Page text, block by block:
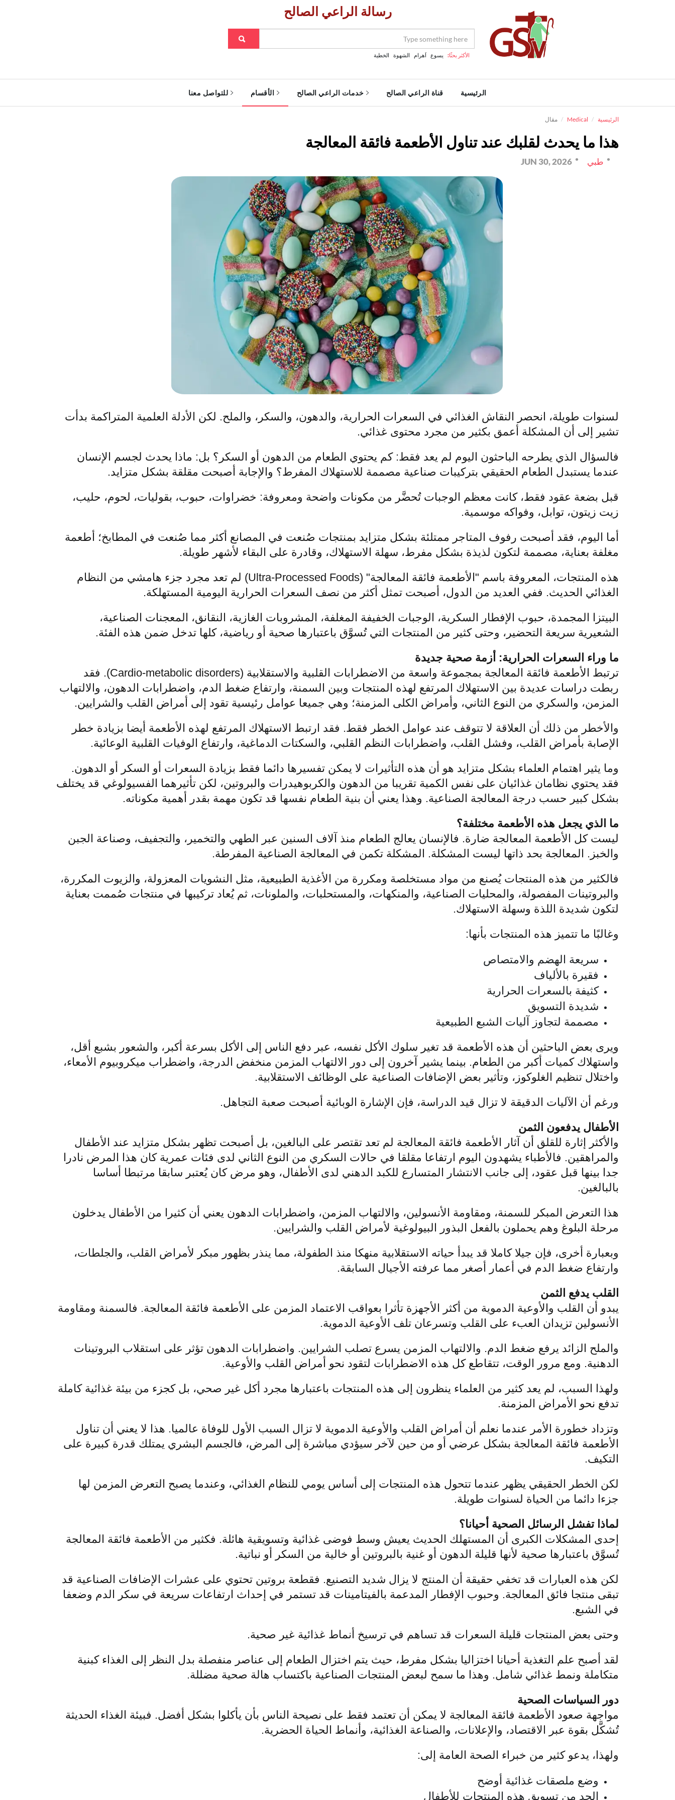
رسالة الراعي الصالح
الأكثر بحثًا: يسوع اَهرام الشهوة الخطية
الرئيسية قناة الراعي الصالح خدمات الراعي الصالح الأقسام للتواصل معنا
الرئيسية Medical مقال
هذا ما يحدث لقلبك عند تناول الأطعمة فائقة المعالجة
طبي JUN 30, 2026
لسنوات طويلة، انحصر النقاش الغذائي في السعرات الحرارية، والدهون، والسكر، والملح. لكن الأدلة العلمية المتراكمة بدأت
تشير إلى أن المشكلة أعمق بكثير من مجرد محتوى غذائي.
فالسؤال الذي يطرحه الباحثون اليوم لم يعد فقط: كم يحتوي الطعام من الدهون أو السكر؟ بل: ماذا يحدث لجسم الإنسان
عندما يستبدل الطعام الحقيقي بتركيبات صناعية مصممة للاستهلاك المفرط؟ والإجابة أصبحت مقلقة بشكل متزايد.
قبل بضعة عقود فقط، كانت معظم الوجبات تُحضَّر من مكونات واضحة ومعروفة: خضراوات، حبوب، بقوليات، لحوم، حليب،
زيت زيتون، توابل، وفواكه موسمية.
أما اليوم، فقد أصبحت رفوف المتاجر ممتلئة بشكل متزايد بمنتجات صُنعت في المصانع أكثر مما صُنعت في المطابخ؛ أطعمة
مغلفة بعناية، مصممة لتكون لذيذة بشكل مفرط، سهلة الاستهلاك، وقادرة على البقاء لأشهر طويلة.
هذه المنتجات، المعروفة باسم "الأطعمة فائقة المعالجة" (Ultra-Processed Foods) لم تعد مجرد جزء هامشي من النظام
الغذائي الحديث. ففي العديد من الدول، أصبحت تمثل أكثر من نصف السعرات الحرارية اليومية المستهلكة.
البيتزا المجمدة، حبوب الإفطار السكرية، الوجبات الخفيفة المغلفة، المشروبات الغازية، النقانق، المعجنات الصناعية،
الشعيرية سريعة التحضير، وحتى كثير من المنتجات التي تُسوَّق باعتبارها صحية أو رياضية، كلها تدخل ضمن هذه الفئة.
ما وراء السعرات الحرارية: أزمة صحية جديدة
ترتبط الأطعمة فائقة المعالجة بمجموعة واسعة من الاضطرابات القلبية والاستقلابية (Cardio-metabolic disorders). فقد
ربطت دراسات عديدة بين الاستهلاك المرتفع لهذه المنتجات وبين السمنة، وارتفاع ضغط الدم، واضطرابات الدهون، والالتهاب
المزمن، والسكري من النوع الثاني، وأمراض الكلى المزمنة؛ وهي جميعا عوامل رئيسية تقود إلى أمراض القلب والشرايين.
والأخطر من ذلك أن العلاقة لا تتوقف عند عوامل الخطر فقط. فقد ارتبط الاستهلاك المرتفع لهذه الأطعمة أيضا بزيادة خطر
الإصابة بأمراض القلب، وفشل القلب، واضطرابات النظم القلبي، والسكتات الدماغية، وارتفاع الوفيات القلبية الوعائية.
وما يثير اهتمام العلماء بشكل متزايد هو أن هذه التأثيرات لا يمكن تفسيرها دائما فقط بزيادة السعرات أو السكر أو الدهون.
فقد يحتوي نظامان غذائيان على نفس الكمية تقريبا من الدهون والكربوهيدرات والبروتين، لكن تأثيرهما الفسيولوغي قد يختلف
بشكل كبير حسب درجة المعالجة الصناعية. وهذا يعني أن بنية الطعام نفسها قد تكون مهمة بقدر أهمية مكوناته.
ما الذي يجعل هذه الأطعمة مختلفة؟
ليست كل الأطعمة المعالجة ضارة. فالإنسان يعالج الطعام منذ آلاف السنين عبر الطهي والتخمير، والتجفيف، وصناعة الجبن
والخبز. المعالجة بحد ذاتها ليست المشكلة. المشكلة تكمن في المعالجة الصناعية المفرطة.
فالكثير من هذه المنتجات يُصنع من مواد مستخلصة ومكررة من الأغذية الطبيعية، مثل النشويات المعزولة، والزيوت المكررة،
والبروتينات المفصولة، والمحليات الصناعية، والمنكهات، والمستحلبات، والملونات، ثم يُعاد تركيبها في منتجات صُممت بعناية
لتكون شديدة اللذة وسهلة الاستهلاك.
وغالبًا ما تتميز هذه المنتجات بأنها:
سريعة الهضم والامتصاص
فقيرة بالألياف
كثيفة بالسعرات الحرارية
شديدة التسويق
مصممة لتجاوز آليات الشبع الطبيعية
ويرى بعض الباحثين أن هذه الأطعمة قد تغير سلوك الأكل نفسه، عبر دفع الناس إلى الأكل بسرعة أكبر، والشعور بشبع أقل،
واستهلاك كميات أكبر من الطعام. بينما يشير آخرون إلى دور الالتهاب المزمن منخفض الدرجة، واضطراب ميكروبيوم الأمعاء،
واختلال تنظيم الغلوكوز، وتأثير بعض الإضافات الصناعية على الوظائف الاستقلابية.
ورغم أن الآليات الدقيقة لا تزال قيد الدراسة، فإن الإشارة الوبائية أصبحت صعبة التجاهل.
الأطفال يدفعون الثمن
والأكثر إثارة للقلق أن آثار الأطعمة فائقة المعالجة لم تعد تقتصر على البالغين، بل أصبحت تظهر بشكل متزايد عند الأطفال
والمراهقين. فالأطباء يشهدون اليوم ارتفاعا مقلقا في حالات السكري من النوع الثاني لدى فئات عمرية كان هذا المرض نادرا
جدا بينها قبل عقود، إلى جانب الانتشار المتسارع للكبد الدهني لدى الأطفال، وهو مرض كان يُعتبر سابقا مرتبطا أساسا
بالبالغين.
هذا التعرض المبكر للسمنة، ومقاومة الأنسولين، والالتهاب المزمن، واضطرابات الدهون يعني أن كثيرا من الأطفال يدخلون
مرحلة البلوغ وهم يحملون بالفعل البذور البيولوغية لأمراض القلب والشرايين.
وبعبارة أخرى، فإن جيلا كاملا قد يبدأ حياته الاستقلابية منهكا منذ الطفولة، مما ينذر بظهور مبكر لأمراض القلب، والجلطات،
وارتفاع ضغط الدم في أعمار أصغر مما عرفته الأجيال السابقة.
القلب يدفع الثمن
يبدو أن القلب والأوعية الدموية من أكثر الأجهزة تأثرا بعواقب الاعتماد المزمن على الأطعمة فائقة المعالجة. فالسمنة ومقاومة
الأنسولين تزيدان العبء على القلب وتسرعان تلف الأوعية الدموية.
والملح الزائد يرفع ضغط الدم. والالتهاب المزمن يسرع تصلب الشرايين. واضطرابات الدهون تؤثر على استقلاب البروتينات
الدهنية. ومع مرور الوقت، تتقاطع كل هذه الاضطرابات لتقود نحو أمراض القلب والأوعية.
ولهذا السبب، لم يعد كثير من العلماء ينظرون إلى هذه المنتجات باعتبارها مجرد أكل غير صحي، بل كجزء من بيئة غذائية كاملة
تدفع نحو الأمراض المزمنة.
وتزداد خطورة الأمر عندما نعلم أن أمراض القلب والأوعية الدموية لا تزال السبب الأول للوفاة عالميا. هذا لا يعني أن تناول
الأطعمة فائقة المعالجة بشكل عرضي أو من حين لآخر سيؤدي مباشرة إلى المرض، فالجسم البشري يمتلك قدرة كبيرة على
التكيف.
لكن الخطر الحقيقي يظهر عندما تتحول هذه المنتجات إلى أساس يومي للنظام الغذائي، وعندما يصبح التعرض المزمن لها
جزءا دائما من الحياة لسنوات طويلة.
لماذا تفشل الرسائل الصحية أحيانا؟
إحدى المشكلات الكبرى أن المستهلك الحديث يعيش وسط فوضى غذائية وتسويقية هائلة. فكثير من الأطعمة فائقة المعالجة
تُسوَّق باعتبارها صحية لأنها قليلة الدهون أو غنية بالبروتين أو خالية من السكر أو نباتية.
لكن هذه العبارات قد تخفي حقيقة أن المنتج لا يزال شديد التصنيع. فقطعة بروتين تحتوي على عشرات الإضافات الصناعية قد
تبقى منتجا فائق المعالجة. وحبوب الإفطار المدعمة بالفيتامينات قد تستمر في إحداث ارتفاعات سريعة في سكر الدم وضعفا
في الشبع.
وحتى بعض المنتجات قليلة السعرات قد تساهم في ترسيخ أنماط غذائية غير صحية.
لقد أصبح علم التغذية أحيانا اختزاليا بشكل مفرط، حيث يتم اختزال الطعام إلى عناصر منفصلة بدل النظر إلى الغذاء كبنية
متكاملة ونمط غذائي شامل. وهذا ما سمح لبعض المنتجات الصناعية باكتساب هالة صحية مضللة.
دور السياسات الصحية
مواجهة صعود الأطعمة فائقة المعالجة لا يمكن أن تعتمد فقط على نصيحة الناس بأن يأكلوا بشكل أفضل. فبيئة الغذاء الحديثة
تُشكَّل بقوة عبر الاقتصاد، والإعلانات، والصناعة الغذائية، وأنماط الحياة الحضرية.
ولهذا، يدعو كثير من خبراء الصحة العامة إلى:
وضع ملصقات غذائية أوضح
الحد من تسويق هذه المنتجات للأطفال